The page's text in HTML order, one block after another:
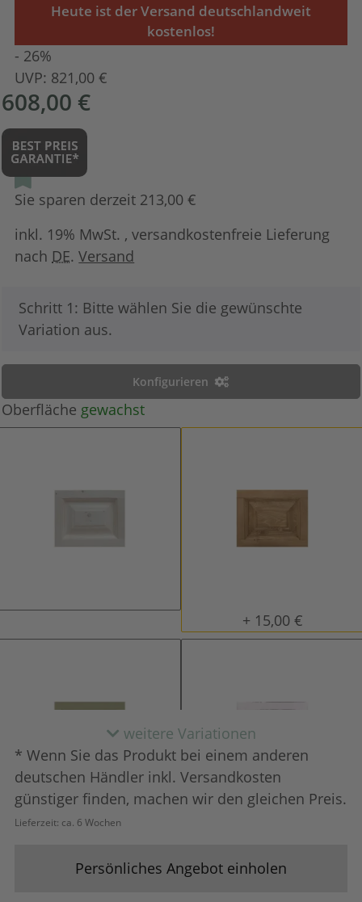
Heute ist der Versand deutschlandweit
kostenlos!
- 26%
UVP: 821,00 €
608,00 €
Sie sparen derzeit 213,00 €
inkl. 19% MwSt. , versandkostenfreie Lieferung
nach DE.Versand
x
Schritt 1: Bitte wählen Sie die gewünschte
Variation aus.
Konfigurieren
Oberfläche gewachst
gewachst
+ 15,00 €
lackiert
+ 23,00 €
weitere Variationen
* Wenn Sie das Produkt bei einem anderen
deutschen Händler inkl. Versandkosten
günstiger finden, machen wir den gleichen Preis.
Lieferzeit: ca. 6 Wochen
Persönliches Angebot einholen